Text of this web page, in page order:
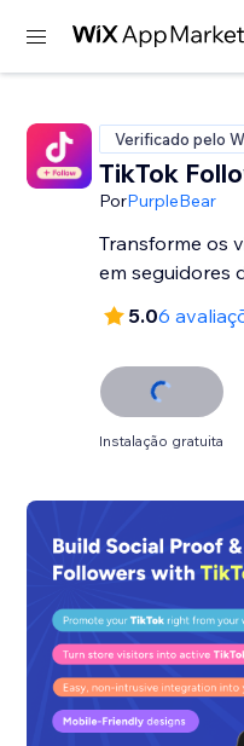
Verificado pelo
TikTok
PorPurpleBear
Transforme os
em seguidores
5.06
Instalação gratuita